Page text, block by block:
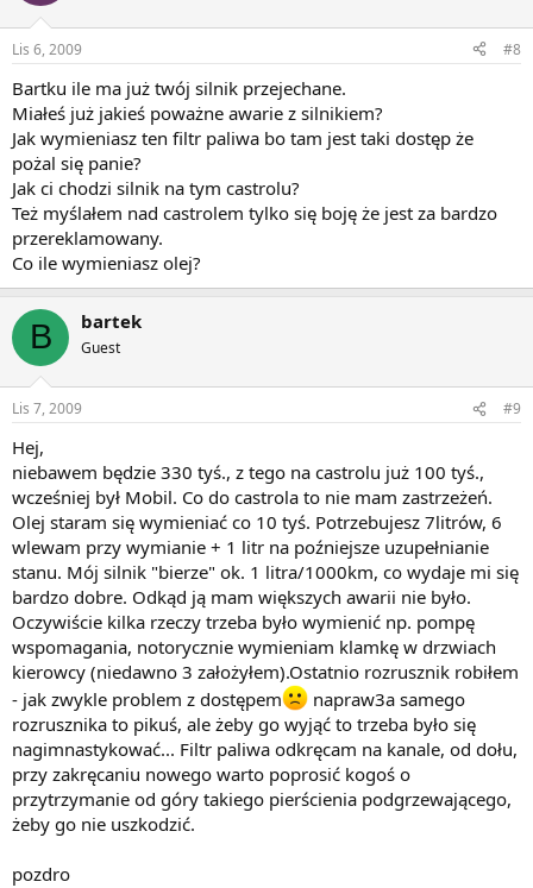
Lis 6, 2009 #8
Bartku ile ma już twój silnik przejechane.
Miałeś już jakieś poważne awarie z silnikiem?
Jak wymieniasz ten filtr paliwa bo tam jest taki dostęp że
pożal się panie?
Jak ci chodzi silnik na tym castrolu?
Też myślałem nad castrolem tylko się boję że jest za bardzo
przereklamowany.
Co ile wymieniasz olej?
B bartek
Guest
Lis 7, 2009 #9
Hej,
niebawem będzie 330 tyś., z tego na castrolu już 100 tyś.,
wcześniej był Mobil. Co do castrola to nie mam zastrzeżeń.
Olej staram się wymieniać co 10 tyś. Potrzebujesz 7litrów, 6
wlewam przy wymianie + 1 litr na poźniejsze uzupełnianie
stanu. Mój silnik "bierze" ok. 1 litra/1000km, co wydaje mi się
bardzo dobre. Odkąd ją mam większych awarii nie było.
Oczywiście kilka rzeczy trzeba było wymienić np. pompę
wspomagania, notorycznie wymieniam klamkę w drzwiach
kierowcy (niedawno 3 założyłem).Ostatnio rozrusznik robiłem
- jak zwykle problem z dostępem
napraw3a samego
rozrusznika to pikuś, ale żeby go wyjąć to trzeba było się
nagimnastykować... Filtr paliwa odkręcam na kanale, od dołu,
przy zakręcaniu nowego warto poprosić kogoś o
przytrzymanie od góry takiego pierścienia podgrzewającego,
żeby go nie uszkodzić.
pozdro